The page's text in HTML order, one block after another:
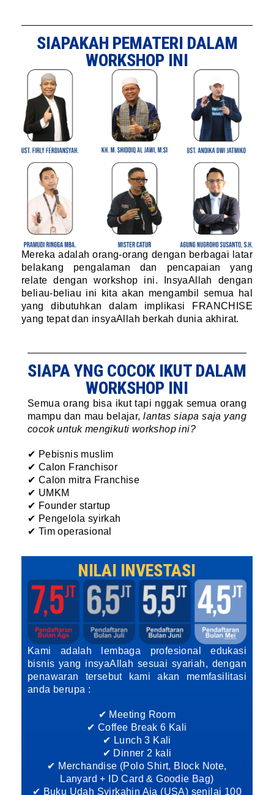
SIAPAKAH PEMATERI DALAM
WORKSHOP INI
Mereka adalah orang-orang dengan berbagai latar
belakang pengalaman dan pencapaian yang
relate dengan workshop ini. InsyaAllah dengan
beliau-beliau ini kita akan mengambil semua hal
yang dibutuhkan dalam implikasi FRANCHISE
yang tepat dan insyaAllah berkah dunia akhirat.
SIAPA YNG COCOK IKUT DALAM
WORKSHOP INI
Semua orang bisa ikut tapi nggak semua orang
mampu dan mau belajar,lantas siapa saja yang
cocok untuk mengikuti workshop ini?
✔ Pebisnis muslim
✔ Calon Franchisor
✔ Calon mitra Franchise
✔ UMKM
✔ Founder startup
✔ Pengelola syirkah
✔ Tim operasional
NILAI INVESTASI
Kami adalah lembaga profesional edukasi
bisnis yang insyaAllah sesuai syariah, dengan
penawaran tersebut kami akan memfasilitasi
anda berupa :
✔ Meeting Room
✔ Coffee Break 6 Kali
✔ Lunch 3 Kali
✔ Dinner 2 kali
✔ Merchandise (Polo Shirt, Block Note,
Lanyard + ID Card & Goodie Bag)
✔ Buku Udah Syirkahin Aja (USA) senilai 100